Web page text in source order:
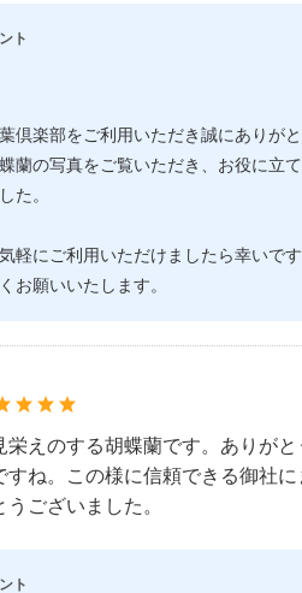
ト
倶楽部をご利用いただき誠にありがと
蘭の写真をご覧いただき、お役に立
た。
軽にご利用いただけましたら幸いです
お願いいたします。
栄えのする胡蝶蘭です。ありが
すね。この様に信頼できる御社
ございました。
ト